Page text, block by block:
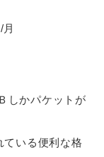
しかパケットが
ている便利な格